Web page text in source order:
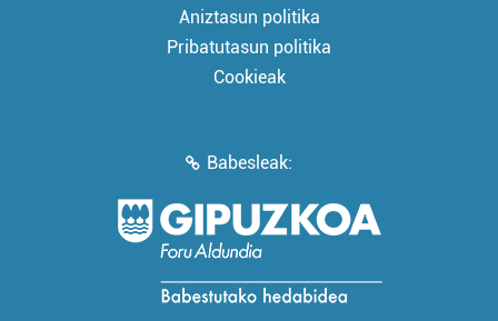
Aniztasun politika
Pribatutasun politika
Cookieak
Babesleak: